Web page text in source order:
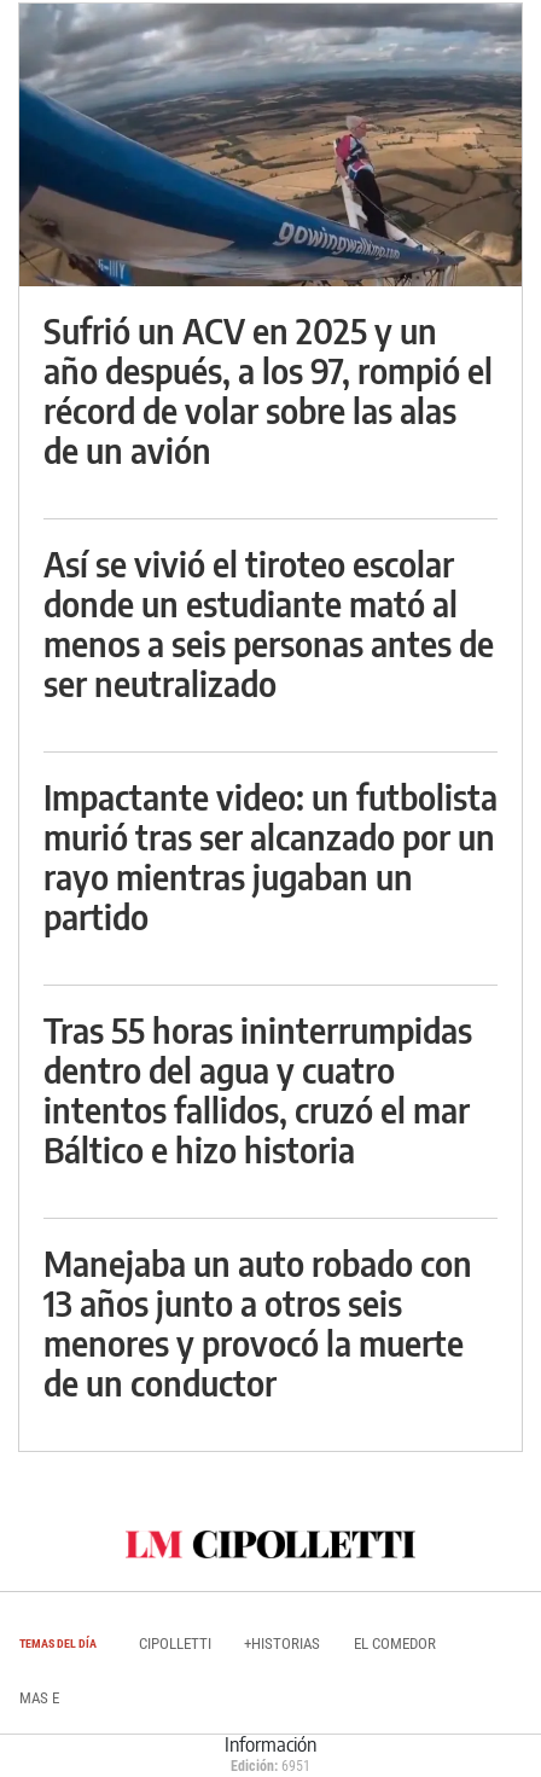
Sufrió un ACV en 2025 y un
año después, a los 97, rompió el
récord de volar sobre las alas
de un avión
Así se vivió el tiroteo escolar
donde un estudiante mató al
menos a seis personas antes de
ser neutralizado
Impactante video: un futbolista
murió tras ser alcanzado por un
rayo mientras jugaban un
partido
Tras 55 horas ininterrumpidas
dentro del agua y cuatro
intentos fallidos, cruzó el mar
Báltico e hizo historia
Manejaba un auto robado con
13 años junto a otros seis
menores y provocó la muerte
de un conductor
TEMAS DEL DÍA CIPOLLETTI +HISTORIAS EL COMEDOR
MAS E
Información
Edición: 6951